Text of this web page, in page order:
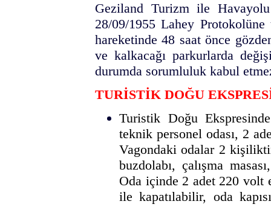
Geziland Turizm ile
28/09/1955 Lahey
hareketinde 48 saat önce
ve kalkacağı parkurlarda
durumda sorumluluk kabul
TURİSTİK DOĞU
Turistik Doğu
teknik personel odası, 2
Vagondaki odalar 2
buzdolabı, çalışma
Oda içinde 2 adet 220 volt
ile kapatılabilir, oda